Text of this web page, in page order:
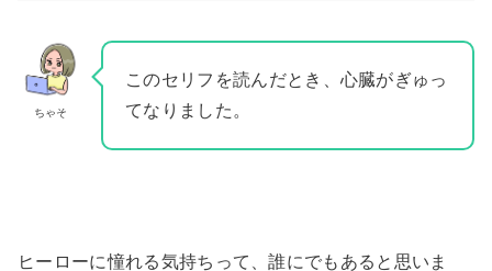
ちゃそ
このセリフを読んだとき、心臓がぎゅっ
てなりました。
ヒーローに憧れる気持ちって、誰にでもあると思いま